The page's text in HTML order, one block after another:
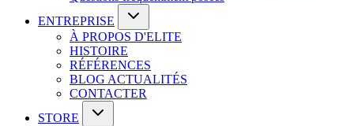
ENTREPRISE
À PROPOS D'ELITE
HISTOIRE
RÉFÉRENCES
BLOG ACTUALITÉS
CONTACTER
STORE